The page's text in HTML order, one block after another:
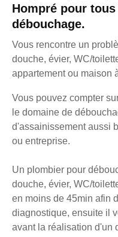
Hompré pour
débouchage.
Vous rencontre un
douche, évier, WC/
appartement ou maison
Vous pouvez compter
le domaine de
d'assainissement aussi
ou entreprise.
Un plombier pour
douche, évier, WC/
en moins de 45min afin
diagnostique, ensuite il
avant la réalisation d'un